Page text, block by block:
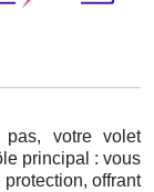
votre volet
principal : vous
offrant